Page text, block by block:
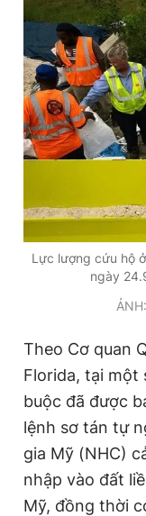
Lực lượng cứu hộ
ngày
Theo Cơ quan
Florida, tại một
buộc đã được
lệnh sơ tán tự
gia Mỹ (NHC)
nhập vào đất
Mỹ, đồng thời